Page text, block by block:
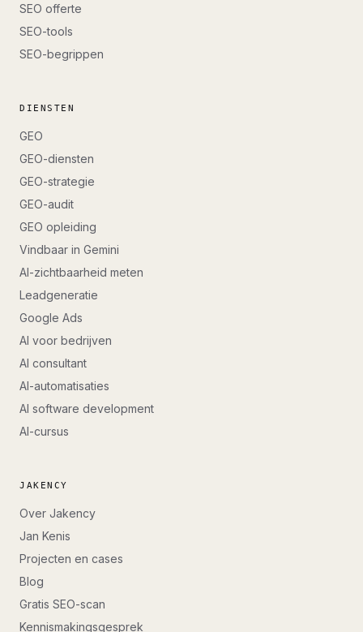
SEO offerte
SEO-tools
SEO-begrippen
DIENSTEN
GEO
GEO-diensten
GEO-strategie
GEO-audit
GEO opleiding
Vindbaar in Gemini
AI-zichtbaarheid meten
Leadgeneratie
Google Ads
AI voor bedrijven
AI consultant
AI-automatisaties
AI software development
AI-cursus
JAKENCY
Over Jakency
Jan Kenis
Projecten en cases
Blog
Gratis SEO-scan
Kennismakingsgesprek